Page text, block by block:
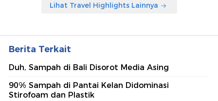
Lihat Travel Highlights Lainnya
Berita Terkait
Duh, Sampah di Bali Disorot Media Asing
90% Sampah di Pantai Kelan Didominasi
Stirofoam dan Plastik